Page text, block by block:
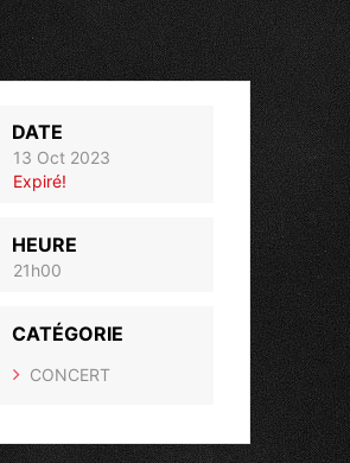
DATE
13 Oct 2023
Expiré!
HEURE
21h00
CATÉGORIE
CONCERT